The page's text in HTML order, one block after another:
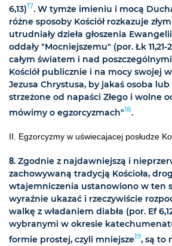
6,13)17. W tymże imieniu i mocą
różne sposoby Kościół rozkazuje
utrudniały dzieła głoszenia Ewangelii
oddały "Mocniejszemu" (por. Łk 11,21-
całym światem i nad
Kościół publicznie i na mocy swojej
Jezusa Chrystusa, by jakaś osoba
strzeżone od napaści Złego i wolne
mówimy o egzorcyzmach"18.
II. Egzorcyzmy w uświecajacej posłudze
8. Zgodnie z najdawniejszą i
zachowywaną tradycją Kościoła,
wtajemniczenia ustanowiono w ten
wyraźnie ukazać i rzeczywiście
walkę z władaniem diabła (por. Ef
wybranymi w okresie
formie prostej, czyli mniejsze19, są to